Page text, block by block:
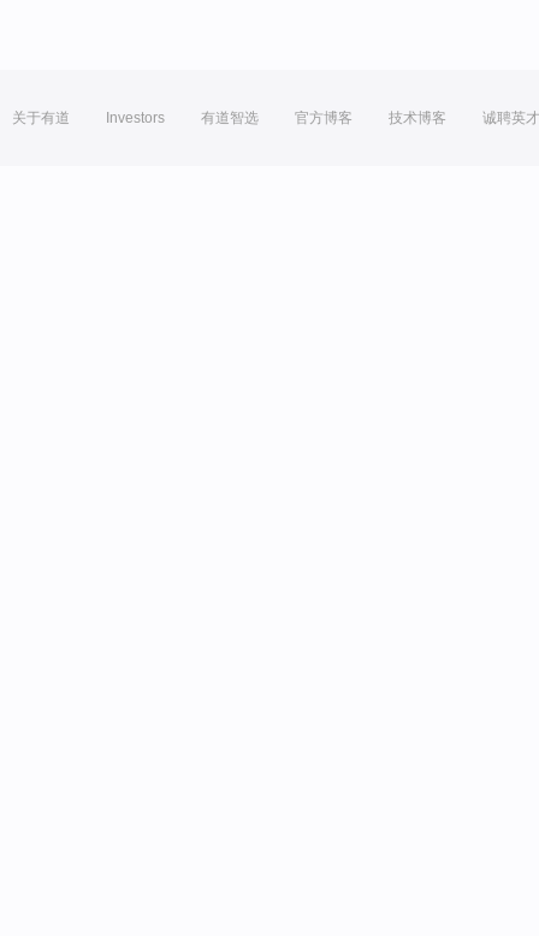
关于有道 Investors 有道智选 官方博客 技术博客 诚聘英才